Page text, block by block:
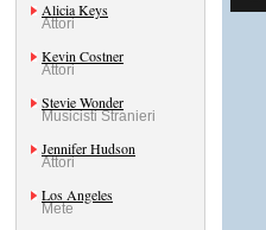
Alicia Keys
Attori
Kevin Costner
Attori
Stevie Wonder
Musicisti Stranieri
Jennifer Hudson
Attori
Los Angeles
Mete